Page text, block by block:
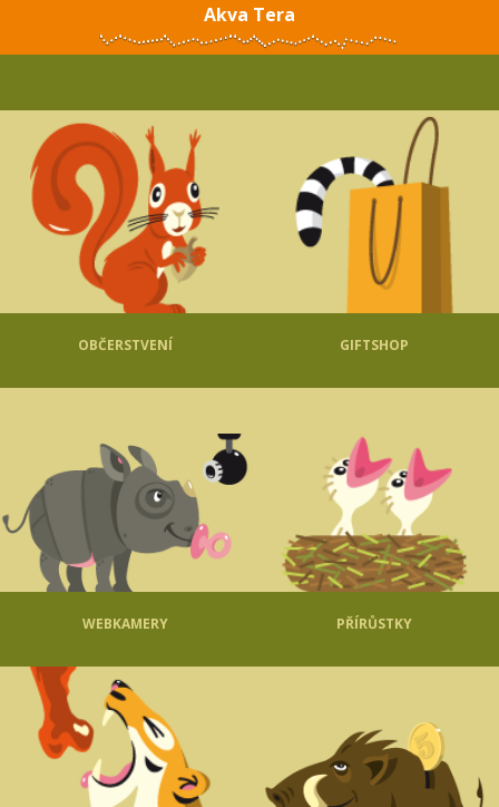
Akva Tera
OBČERSTVENÍ GIFTSHOP
WEBKAMERY PŘÍRŮSTKY